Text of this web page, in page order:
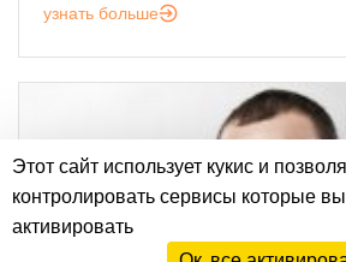
узнать больше
Этот сайт использует кукис и
контролировать сервисы которые
активировать